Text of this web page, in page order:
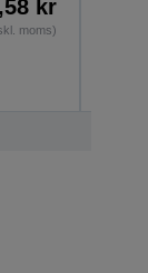
kr
moms)